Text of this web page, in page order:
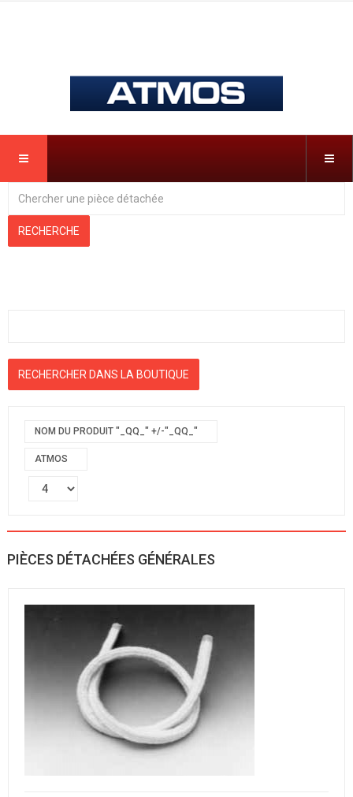
NOM DU PRODUIT "_QQ_" +/-"_QQ_"
ATMOS
PIÈCES DÉTACHÉES GÉNÉRALES